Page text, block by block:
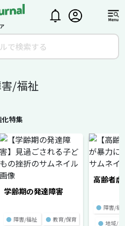
/福祉
化特集
学齢期の発達障害
● 障害/福祉 ● 教育/保育
高齢者虐
● 障害/福
● 地域/コ